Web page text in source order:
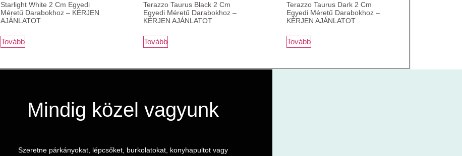
Starlight White 2 Cm Egyedi
Méretű Darabokhoz – KÉRJEN
AJÁNLATOT
Tovább
Terazzo Taurus Black 2 Cm
Egyedi Méretű Darabokhoz –
KÉRJEN AJÁNLATOT
Tovább
Terazzo Taurus Dark 2 Cm
Egyedi Méretű Darabokhoz –
KÉRJEN AJÁNLATOT
Tovább
Mindig közel vagyunk
Szeretne párkányokat, lépcsőket, burkolatokat, konyhapultot vagy